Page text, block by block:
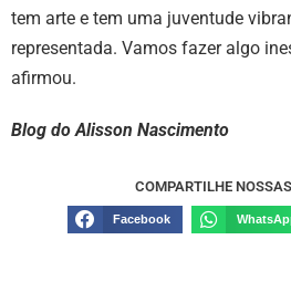
tem arte e tem uma juventude
representada. Vamos fazer algo
afirmou.
Blog do Alisson Nascimento
COMPARTILHE
Facebook